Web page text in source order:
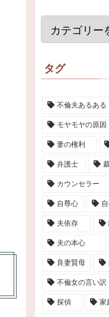
タグ
不倫夫あるある
モヤモヤの原因
妻の権利
弁護士
カウンセラー
自尊心
夫依存
夫の本心
良妻賢母
不倫女の言い訳
探偵 家